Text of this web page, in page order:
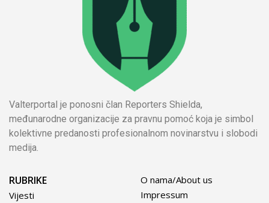
Valterportal je ponosni član Reporters Shielda,
međunarodne organizacije za pravnu pomoć koja je simbol
kolektivne predanosti profesionalnom novinarstvu i slobodi
medija.
RUBRIKE
Vijesti
O nama/About us
Impressum